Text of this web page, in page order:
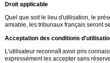
Droit applicable
Quel que soit le lieu d'utilisation, le
amiable, les tribunaux français seront
Acceptation des conditions
L'utilisateur reconnaît avoir pris
expressément les accepter sans